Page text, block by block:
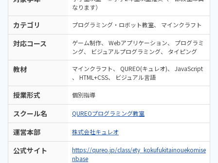
なります）
カテゴリ プログラミング・ロボット教室 マインクラフト
対応コース ゲーム制作 Webアプリケーション
プログラミ
ング
ビジュアルプログラミング タイピング
教材 マインクラフト QUREO(キュレオ)
JavaScript
HTML+CSS
ビジュアル言語
授業形式 個別指導
スクール名 QUREOプログラミング教室
運営本部 株式会社キュレオ
公式サイト
https://qureo.jp/class/ety_kokufukitainouekomise
nbase